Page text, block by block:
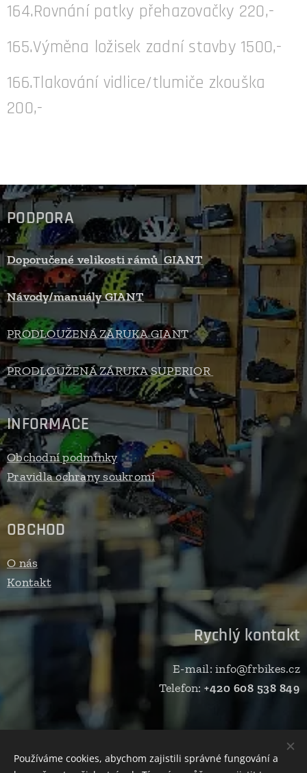
164.Rovnání patky přehazovačky 220,-
165.Výměna ložisek zadní stavby 1500,-
166.Tlakování vidlice/tlumiče zkouška
200,-
PODPORA
Doporučené velikosti rámů GIANT
Návody/manuály GIANT
PRODLOUŽENÁ ZÁRUKA GIANT
PRODLOUŽENÁ ZÁRUKA SUPERIOR
INFORMACE
Obchodní podmínky
Pravidla ochrany soukromí
OBCHOD
O nás
Kontakt
Rychlý kontakt
E-mail: info@frbikes.cz
Telefon: +420 608 538 849
Starší verze webu - ZDE
Používáme cookies, abychom zajistili správné fungování a